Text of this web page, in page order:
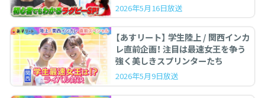
2026年5月16日放送
【あすリート】 学生陸上 / 関西インカ
レ直前企画！ 注目は最速女王を争う
強く美しきスプリンターたち
2026年5月9日放送